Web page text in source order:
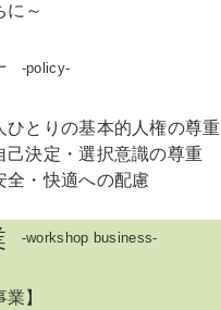
に～
-policy-
ひとりの基本的人権の尊重
己決定・選択意識の尊重
全・快適への配慮
-workshop business-
】